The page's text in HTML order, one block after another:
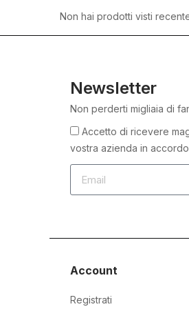
Non hai prodotti visti
Newsletter
Non perderti migliaia di
Accetto di ricevere
vostra azienda in
Account
Registrati